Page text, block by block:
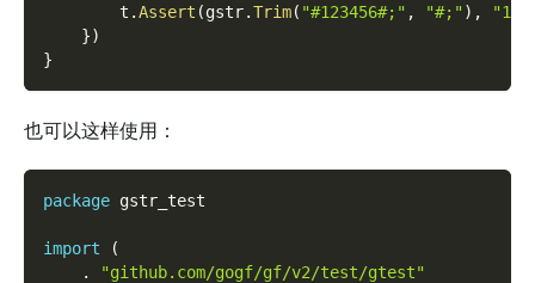
        t
.Assert (gstr.Trim( "#123456#;" , "#;") ,
})
}
也可以这样使用：
package gstr_test
import
(
.
"github.com/gogf/gf/v2/test/gtest"